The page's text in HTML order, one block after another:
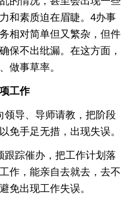
和素质迫在眉睫。4办事
相对简单但又繁杂，但件
保不出纰漏。在这方面，
做事草率。
工作
导、导师请教，把阶段
免手足无措，出现失误。
踪催办，把工作计划落
作，能亲自去就去，去不
免出现工作失误。